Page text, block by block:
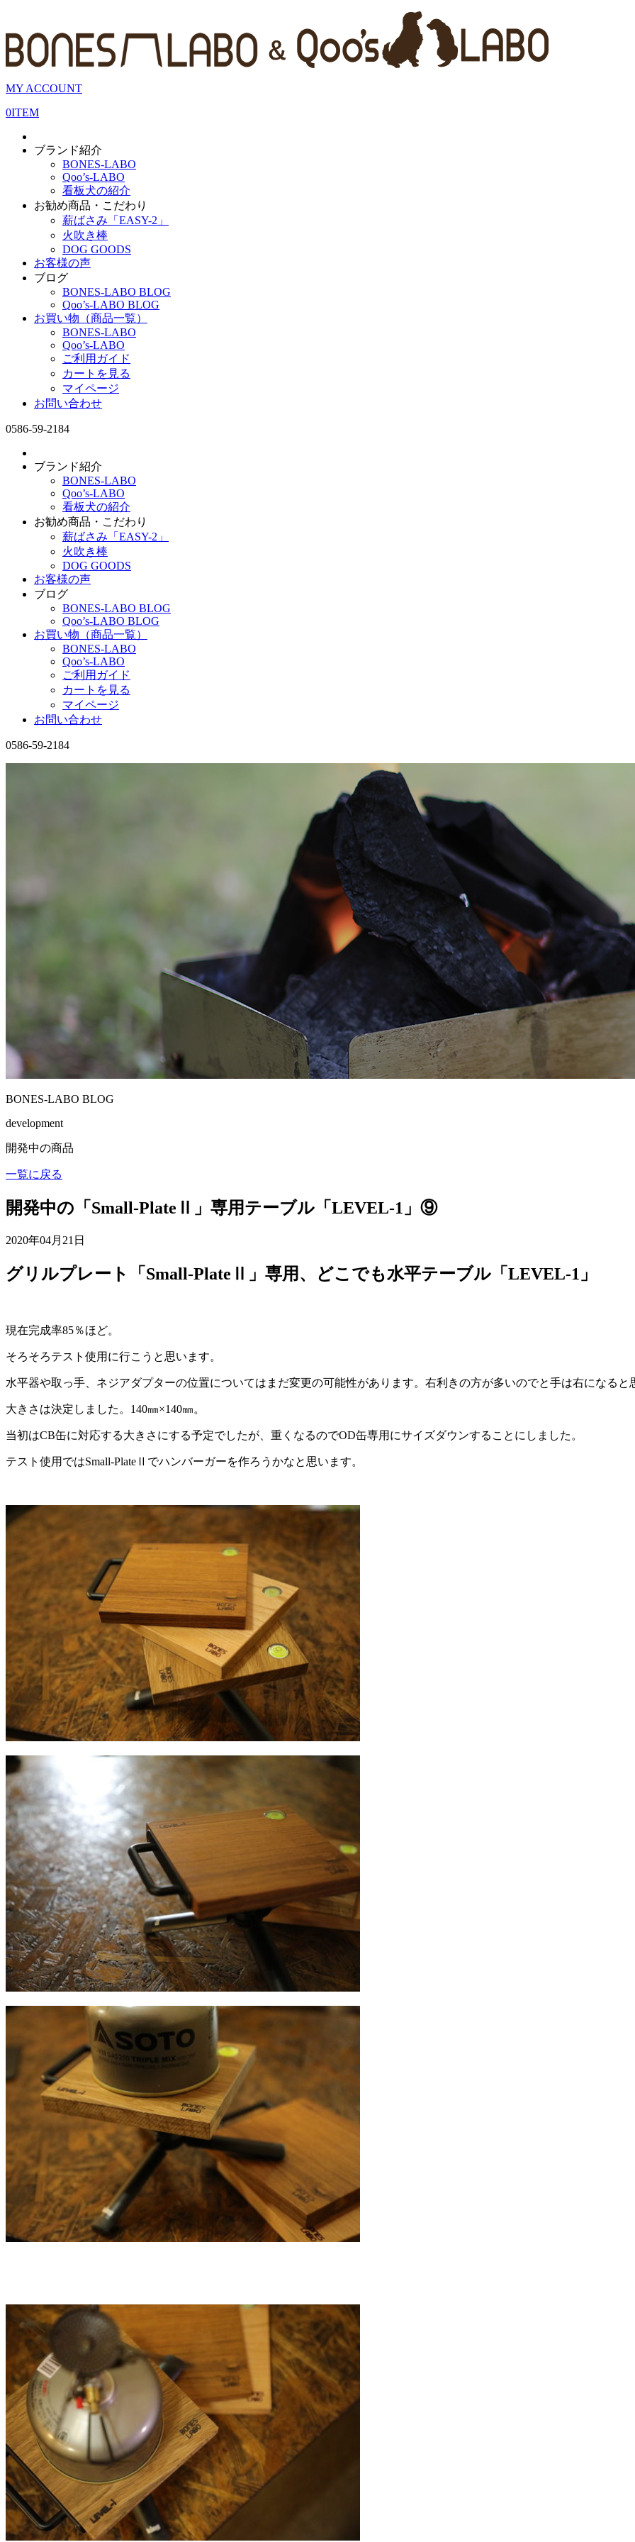
MY ACCOUNT
0ITEM
ブランド紹介
BONES-LABO
Qoo’s-LABO
看板犬の紹介
お勧め商品・こだわり
薪ばさみ「EASY-2」
火吹き棒
DOG GOODS
お客様の声
ブログ
BONES-LABO BLOG
Qoo’s-LABO BLOG
お買い物（商品一覧）
BONES-LABO
Qoo’s-LABO
ご利用ガイド
カートを見る
マイページ
お問い合わせ
0586-59-2184
ブランド紹介
BONES-LABO
Qoo’s-LABO
看板犬の紹介
お勧め商品・こだわり
薪ばさみ「EASY-2」
火吹き棒
DOG GOODS
お客様の声
ブログ
BONES-LABO BLOG
Qoo’s-LABO BLOG
お買い物（商品一覧）
BONES-LABO
Qoo’s-LABO
ご利用ガイド
カートを見る
マイページ
お問い合わせ
0586-59-2184
BONES-LABO BLOG
development
開発中の商品
一覧に戻る
開発中の「Small-PlateⅡ」専用テーブル「LEVEL-1」⑨
2020年04月21日
グリルプレート「Small-PlateⅡ」専用、どこでも水平テーブル「LEVEL-1」
現在完成率85％ほど。
そろそろテスト使用に行こうと思います。
水平器や取っ手、ネジアダプターの位置についてはまだ変更の可能性があります。右利きの方が多いのでと手は右になると
大きさは決定しました。140㎜×140㎜。
当初はCB缶に対応する大きさにする予定でしたが、重くなるのでOD缶専用にサイズダウンすることにしました。
テスト使用ではSmall-PlateⅡでハンバーガーを作ろうかなと思います。